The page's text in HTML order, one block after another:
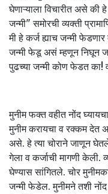
घेणाऱ्याला विचारीत असे की
जन्मी" समोरची व्यक्ती
मी हे कर्ज ह्याच जन्मी
जन्मी फेडू असं म्हणून निघून
पुढच्या जन्मी कोण फेडत का!
मुनीम फक्त वहीत नोंद
मुनीम करायचा व रक्कम देत
असे. हे त्या चोराने जाणून
गेला व कर्जाची मागणी केली.
घेण्यास सांगितले. चोर
जन्मी फेडेल. मुनीमने तशी